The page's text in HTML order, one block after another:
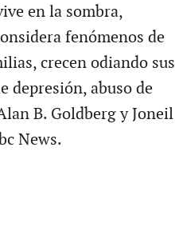
en la sombra,
fenómenos de
crecen odiando sus
depresión, abuso de
B. Goldberg y Joneil
News.